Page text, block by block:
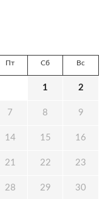
Пт Сб Вс
1 2
7 8 9
14 15 16
21 22 23
28 29 30